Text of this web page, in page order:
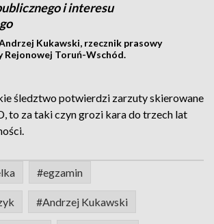
i interesu
Kukawski, rzecznik prasowy
Rejonowej Toruń-Wschód.
śledztwo potwierdzi zarzuty skierowane
to za taki czyn grozi kara do trzech lat
#egzamin
#Andrzej Kukawski